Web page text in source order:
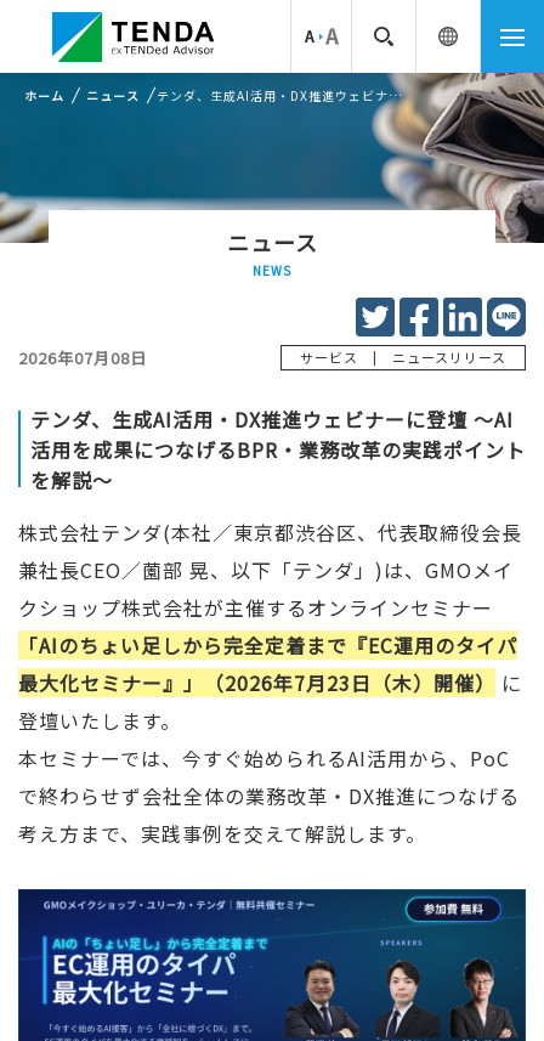
ホーム ニュース テンダ、生成AI活用・DX推進ウェビナーに登壇 ～AI活用を成果につなげるBPR・業務改革の実践ポイントを解説～
ニュース
NEWS
2026年07月08日 サービス | ニュースリリース
テンダ、生成AI活用・DX推進ウェビナーに登壇 ～AI
活用を成果につなげるBPR・業務改革の実践ポイント
を解説～
株式会社テンダ(本社／東京都渋谷区、代表取締役会長
兼社長CEO／薗部 晃、以下「テンダ」)は、GMOメイ
クショップ株式会社が主催するオンラインセミナー
「AIのちょい足しから完全定着まで『EC運用のタイパ
最大化セミナー』」（2026年7月23日（木）開催）
に
登壇いたします。
本セミナーでは、今すぐ始められるAI活用から、PoC
で終わらせず会社全体の業務改革・DX推進につなげる
考え方まで、実践事例を交えて解説します。